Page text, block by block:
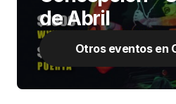
de Abril
Otros eventos en